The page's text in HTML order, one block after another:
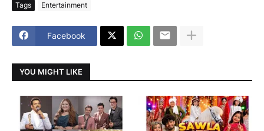
Tags Entertainment
Facebook
YOU MIGHT LIKE